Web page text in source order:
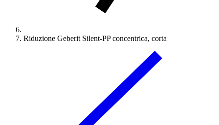
Riduzione Geberit Silent-PP concentrica, corta